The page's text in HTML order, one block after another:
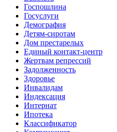
Госпошлина
Госуслуги
Демография
Детям-сиротам
Дом престарелых
Единый контакт-центр
Жертвам репрессий
Задолженность
Здоровье
Инвалидам
Индексация
Интернат
Ипотека
Классификатор